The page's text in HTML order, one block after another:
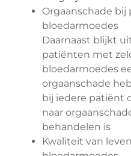
Orgaanschade
bloedarmoedes
Daarnaast blijkt
patiënten met
bloedarmoedes
orgaanschade
bij iedere patiënt
naar
behandelen is
Kwaliteit van